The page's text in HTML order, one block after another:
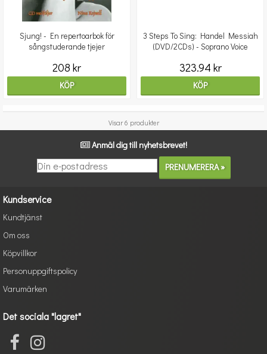
Sjung! - En repertoarbok för
sångstuderande tjejer
208 kr
KÖP
3 Steps To Sing: Handel Messiah
(DVD/2CDs) - Soprano Voice
323.94 kr
KÖP
Visar 6 produkter
Anmäl dig till nyhetsbrevet!
Kundservice
Kundtjänst
Om oss
Köpvillkor
Personuppgiftspolicy
Varumärken
Det sociala "lagret"